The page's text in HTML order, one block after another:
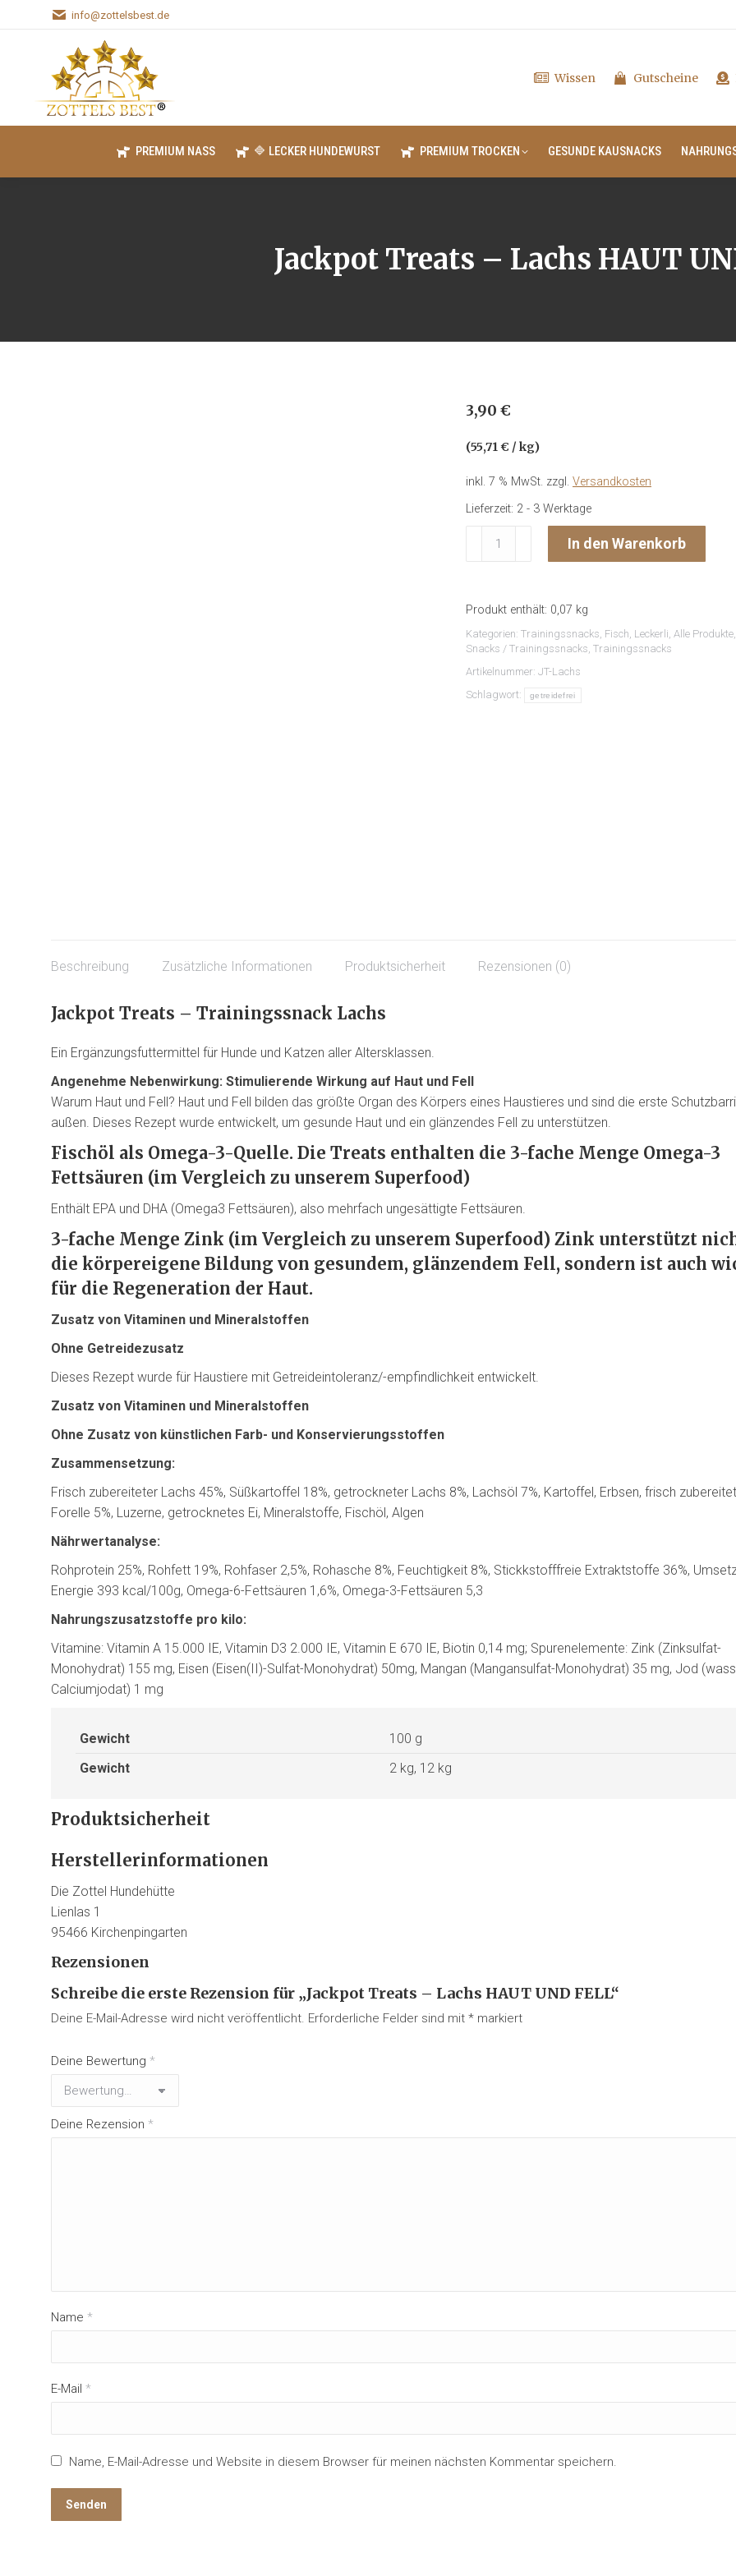
info@zottelsbest.de
Wissen Gutscheine
PREMIUM NASS 🔷 LECKER HUNDEWURST PREMIUM TROCKEN GESUNDE KAUSNACKS
Jackpot Treats – Lachs HAUT
3,90 €
(55,71€ / kg)
inkl. 7 % MwSt. zzgl. Versandkosten
Lieferzeit: 2 - 3 Werktage
Jackpot
HAUT
UND
Menge
In den Warenkorb
Produkt enthält: 0,07 kg
Kategorien: Trainingssnacks, Fisch, Leckerli, Alle Produkte,
Snacks / Trainingssnacks, Trainingssnacks
Artikelnummer: JT-Lachs
Schlagwort:
getreidefrei
Beschreibung Zusätzliche Informationen Produktsicherheit Rezensionen (0)
Jackpot Treats – Trainingssnack Lachs
Ein Ergänzungsfuttermittel für Hunde und Katzen aller Altersklassen.
Angenehme Nebenwirkung: Stimulierende Wirkung auf Haut und Fell
Warum Haut und Fell? Haut und Fell bilden das größte Organ des Körpers eines Haustieres und sind die erste
außen. Dieses Rezept wurde entwickelt, um gesunde Haut und ein glänzendes Fell zu unterstützen.
Fischöl als Omega-3-Quelle. Die Treats enthalten die 3-fache Menge Omega-3
Fettsäuren (im Vergleich zu unserem Superfood)
Enthält EPA und DHA (Omega3 Fettsäuren), also mehrfach ungesättigte Fettsäuren.
3-fache Menge Zink (im Vergleich zu unserem Superfood) Zink unterstützt
die körpereigene Bildung von gesundem, glänzendem Fell, sondern ist auch
für die Regeneration der Haut.
Zusatz von Vitaminen und Mineralstoffen
Ohne Getreidezusatz
Dieses Rezept wurde für Haustiere mit Getreideintoleranz/-empfindlichkeit entwickelt.
Zusatz von Vitaminen und Mineralstoffen
Ohne Zusatz von künstlichen Farb- und Konservierungsstoffen
Zusammensetzung:
Frisch zubereiteter Lachs 45%, Süßkartoffel 18%, getrockneter Lachs 8%, Lachsöl 7%, Kartoffel, Erbsen, frisch
Forelle 5%, Luzerne, getrocknetes Ei, Mineralstoffe, Fischöl, Algen
Nährwertanalyse:
Rohprotein 25%, Rohfett 19%, Rohfaser 2,5%, Rohasche 8%, Feuchtigkeit 8%, Stickkstofffreie Extraktstoffe 36%,
Energie 393 kcal/100g, Omega-6-Fettsäuren 1,6%, Omega-3-Fettsäuren 5,3
Nahrungszusatzstoffe pro kilo:
Vitamine: Vitamin A 15.000 IE, Vitamin D3 2.000 IE, Vitamin E 670 IE, Biotin 0,14 mg; Spurenelemente: Zink (Zinksulfat-
Monohydrat) 155 mg, Eisen (Eisen(II)-Sulfat-Monohydrat) 50mg, Mangan (Mangansulfat-Monohydrat) 35 mg, Jod
Calciumjodat) 1 mg
Gewicht
100 g
Gewicht
2 kg, 12 kg
Produktsicherheit
Herstellerinformationen
Die Zottel Hundehütte
Lienlas 1
95466 Kirchenpingarten
Rezensionen
Schreibe die erste Rezension für „Jackpot Treats – Lachs HAUT UND FELL“
Deine E-Mail-Adresse wird nicht veröffentlicht. Erforderliche Felder sind mit * markiert
Deine Bewertung *
Deine Rezension *
Name *
E-Mail *
Name, E-Mail-Adresse und Website in diesem Browser für meinen nächsten Kommentar speichern.